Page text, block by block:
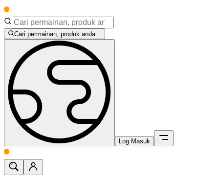
Cari permainan, produk anda...
Log Masuk